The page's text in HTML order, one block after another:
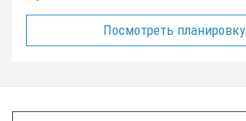
Посмотреть планировку